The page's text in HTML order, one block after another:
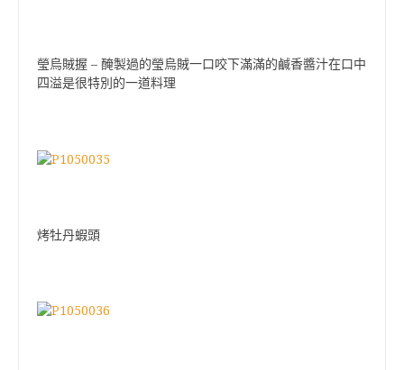
瑩烏賊握 – 醃製過的瑩烏賊一口咬下滿滿的鹹香醬汁在口中
四溢是很特別的一道料理
烤牡丹蝦頭